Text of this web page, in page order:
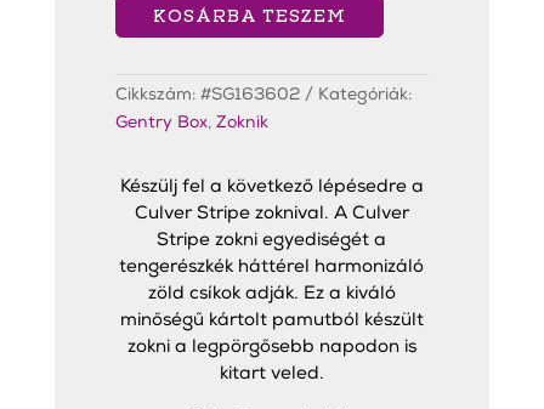
KOSÁRBA TESZEM
Cikkszám: #SG163602
Kategóriák:
Gentry Box, Zoknik
Készülj fel a következő lépésedre a
Culver Stripe zoknival. A Culver
Stripe zokni egyediségét a
tengerészkék háttérel harmonizáló
zöld csíkok adják. Ez a kiváló
minőségű kártolt pamutból készült
zokni a legpörgősebb napodon is
kitart veled.